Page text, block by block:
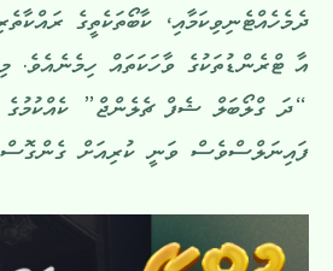
ދެމެހެއްޓެނިވިކަމާއި، ކާބޯތަކެތީގެ
އާ ޓްރެންޑުތަކުގެ ވާހަކަތައް ހިމެނެއެވެ.
“ދަ ގްލޯބަލް ޝެފް ޗެލެންޖް” ކެއްކުމުގެ
ފައިނަލްސްވެސް ވަނީ ކުރިއަށް